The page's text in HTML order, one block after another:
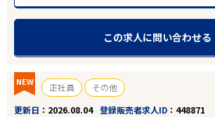
この求人に問い合わせる
NEW 正社員
その他
更新日
2026.08.04 登録販売者求人ID 448871